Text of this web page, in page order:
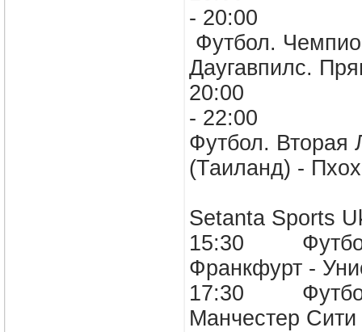
- 20:00
Футбол.
Даугавпилс.
20:00
- 22:00
Футбол. Вторая
(Таиланд) -
Setanta Sports
15:30 Футбол.
Франкфурт -
17:30 Футбол.
Манчестер